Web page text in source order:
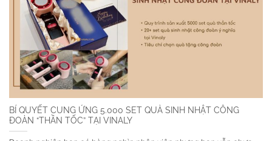
BÍ QUYẾT CUNG ỨNG 5.000 SET QUÀ SINH NHẬT CÔNG
ĐOÀN “THẦN TỐC” TẠI VINALY